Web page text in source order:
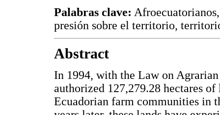
Palabras clave:
presión sobre el territorio,
Abstract
In 1994, with the Law on
authorized 127,279.28 hectares
Ecuadorian farm communities in